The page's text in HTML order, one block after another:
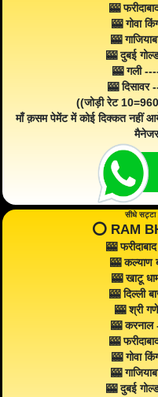
🎰
🎰 गोवा
🎰
🎰 दुबई
🎰 गली
🎰
((जोड़ी रेट
माँ क़सम पेमेंट में कोई दिक्कत नहीं
मैनेजर
सीधे सट्टा
⭕️ RAM
🎰
🎰 कल्याण
🎰 खाटू
🎰 दिल्ली
🎰 श्री
🎰
🎰
🎰 गोवा
🎰
🎰 दुबई